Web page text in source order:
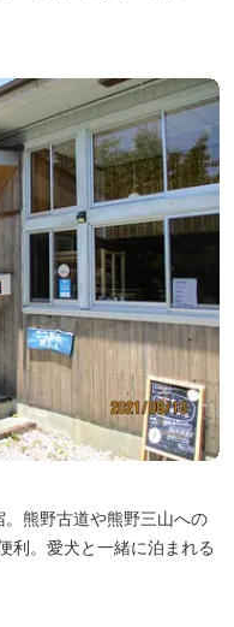
風景に触れる。「本物」
ます。 「年中みかんのとれ
にその時期に採れた旬の
熊野古道や熊野三山への
利。愛犬と一緒に泊まれる